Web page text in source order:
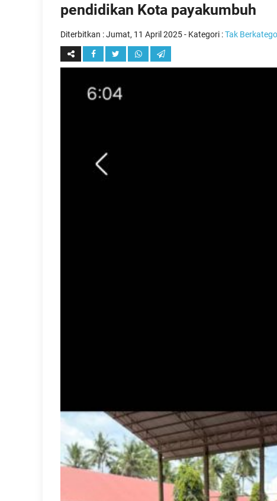
pendidikan Kota payakumbuh
Diterbitkan :Jumat, 11 April 2025- Kategori :Tak